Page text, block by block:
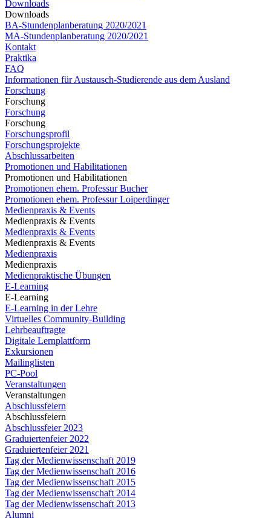
Downloads
Downloads
BA-Stundenplanberatung 2020/2021
MA-Stundenplanberatung 2020/2021​​​​​​
Kontakt
Praktika
FAQ
Informationen für Austausch-Studierende aus dem Ausland
Forschung
Forschung
Forschung
Forschung
Forschungsprofil
Forschungsprojekte
Abschlussarbeiten
Promotionen und Habilitationen
Promotionen und Habilitationen
Promotionen ehem. Professur Bucher
Promotionen ehem. Professur Loiperdinger
Medienpraxis & Events
Medienpraxis & Events
Medienpraxis & Events
Medienpraxis & Events
Medienpraxis
Medienpraxis
Medienpraktische Übungen
E-Learning
E-Learning
E-Learning in der Lehre
Virtuelles Community-Building
Lehrbeauftragte
Digitale Lernplattform
Exkursionen
Mailinglisten
PC-Pool
Veranstaltungen
Veranstaltungen
Abschlussfeiern
Abschlussfeiern
Abschlussfeier 2023
Graduiertenfeier 2022
Graduiertenfeier 2021
Tag der Medienwissenschaft 2019
Tag der Medienwissenschaft 2016
Tag der Medienwissenschaft 2015
Tag der Medienwissenschaft 2014
Tag der Medienwissenschaft 2013
Alumni